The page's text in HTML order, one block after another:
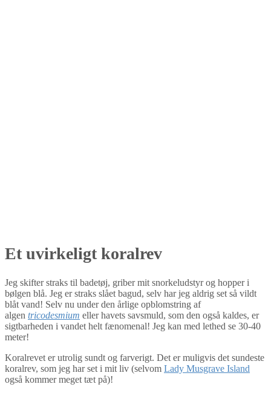
Et uvirkeligt koralrev
Jeg skifter straks til badetøj, griber mit snorkeludstyr og hopper i
bølgen blå. Jeg er straks slået bagud, selv har jeg aldrig set så vildt
blåt vand! Selv nu under den årlige opblomstring af
algen tricodesmium eller havets savsmuld, som den også kaldes, er
sigtbarheden i vandet helt fænomenal! Jeg kan med lethed se 30-40
meter!
Koralrevet er utrolig sundt og farverigt. Det er muligvis det sundeste
koralrev, som jeg har set i mit liv (selvom Lady Musgrave Island
også kommer meget tæt på)!